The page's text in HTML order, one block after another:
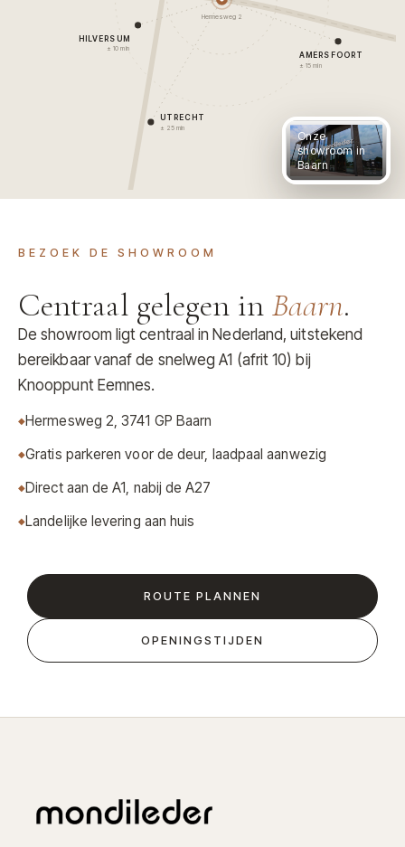
AMERSFOORT
± 15 min
HILVERSUM
± 10 min
UTRECHT
± 25 min
Hermesweg 2
Onze
showroom in
Baarn
BEZOEK DE SHOWROOM
Centraal gelegen in Baarn.
De showroom ligt centraal in Nederland, uitstekend
bereikbaar vanaf de snelweg A1 (afrit 10) bij
Knooppunt Eemnes.
Hermesweg 2, 3741 GP Baarn
Gratis parkeren voor de deur, laadpaal aanwezig
Direct aan de A1, nabij de A27
Landelijke levering aan huis
ROUTE PLANNEN
OPENINGSTIJDEN